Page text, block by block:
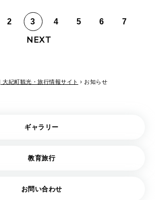
2 3 4 5 6 7
大紀町観光・旅行情報サイト › お知らせ
ギャラリー
教育旅行
お問い合わせ